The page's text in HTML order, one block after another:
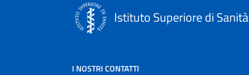
Istituto Superiore di Sanità
I NOSTRI CONTATTI